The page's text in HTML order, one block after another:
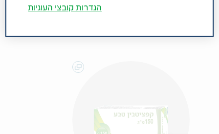
הגדרות קובצי העוגיות